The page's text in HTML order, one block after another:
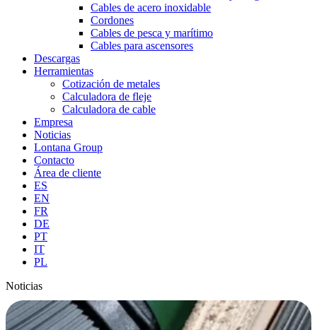
Cables de acero inoxidable
Cordones
Cables de pesca y marítimo
Cables para ascensores
Descargas
Herramientas
Cotización de metales
Calculadora de fleje
Calculadora de cable
Empresa
Noticias
Lontana Group
Contacto
Área de cliente
ES
EN
FR
DE
PT
IT
PL
Noticias